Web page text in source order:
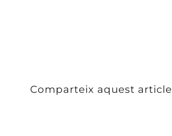
Comparteix aquest article